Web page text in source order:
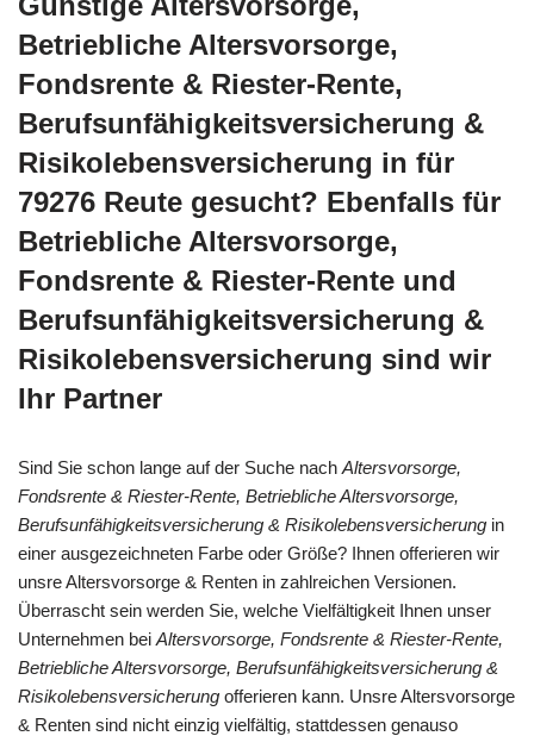
Betriebliche Altersvorsorge,
Fondsrente & Riester-Rente,
Berufsunfähigkeitsversicherung &
Risikolebensversicherung in für
79276 Reute gesucht? Ebenfalls für
Betriebliche Altersvorsorge,
Fondsrente & Riester-Rente und
Berufsunfähigkeitsversicherung &
Risikolebensversicherung sind wir
Ihr Partner
Sind Sie schon lange auf der Suche nach Altersvorsorge,
Fondsrente & Riester-Rente, Betriebliche Altersvorsorge,
Berufsunfähigkeitsversicherung & Risikolebensversicherung in
einer ausgezeichneten Farbe oder Größe? Ihnen offerieren wir
unsre Altersvorsorge & Renten in zahlreichen Versionen.
Überrascht sein werden Sie, welche Vielfältigkeit Ihnen unser
Unternehmen bei Altersvorsorge, Fondsrente & Riester-Rente,
Betriebliche Altersvorsorge, Berufsunfähigkeitsversicherung &
Risikolebensversicherung offerieren kann. Unsre Altersvorsorge
& Renten sind nicht einzig vielfältig, stattdessen genauso